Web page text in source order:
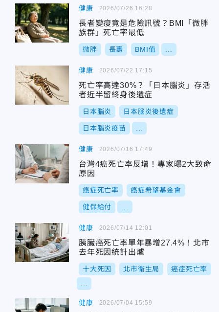
健康
長者變瘦竟是危險訊號？BMI「微胖
族群」死亡率最低
微胖 長壽 BMI值
2026/07/26 16:28
健康
死亡率高達30%？「日本腦炎」存活
者近半留終身後遺症
日本腦炎 日本腦炎後遺症
日本腦炎疫苗
2026/07/22 17:15
健康
台灣4癌死亡率反增！專家曝2大致命
原因
癌症死亡率 癌症希望基金會
健保給付
2026/07/16 17:49
健康
胰臟癌死亡率單年暴增27.4%！北市
去年死因統計出爐
十大死因 北市衛生局 癌症死亡率
2026/07/14 12:01
健康 2026/07/04 15:59